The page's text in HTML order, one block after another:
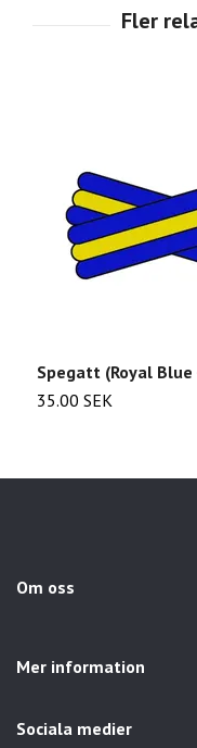
Spegatt (Royal Blue
35.00 SEK
Om oss
Mer information
Sociala medier